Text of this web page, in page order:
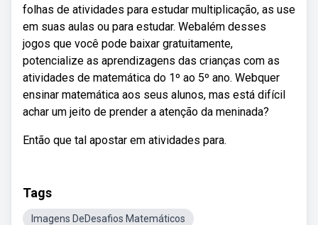
folhas de atividades para estudar multiplicação, as use
em suas aulas ou para estudar. Webalém desses
jogos que você pode baixar gratuitamente,
potencialize as aprendizagens das crianças com as
atividades de matemática do 1º ao 5º ano. Webquer
ensinar matemática aos seus alunos, mas está difícil
achar um jeito de prender a atenção da meninada?
Então que tal apostar em atividades para.
Tags
Imagens DeDesafios Matemáticos